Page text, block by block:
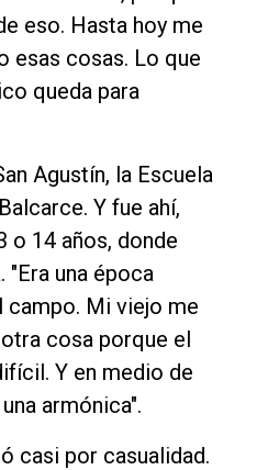
eso. Hasta hoy me
esas cosas. Lo que
queda para
Agustín, la Escuela
Y fue ahí,
o 14 años, donde
"Era una época
campo. Mi viejo me
cosa porque el
Y en medio de
armónica".
casi por casualidad.